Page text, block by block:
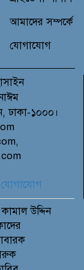
আমাদের সম্পর্কে
যোগাযোগ
ঢাকা-১০০০।
যোগাযোগ
উদ্দিন